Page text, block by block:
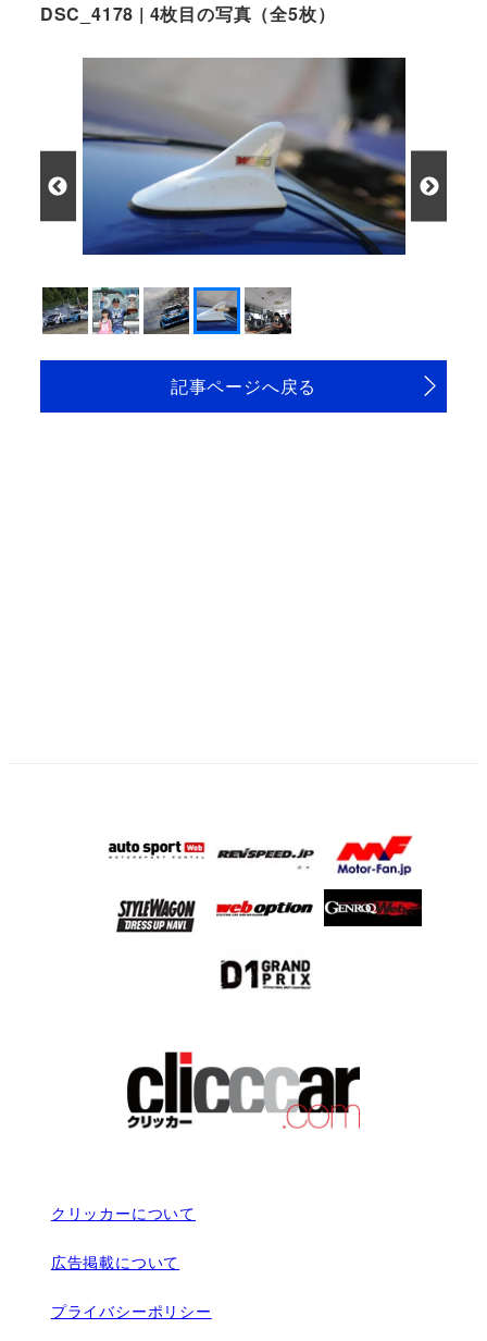
DSC_4178 | 4枚目の写真（全5枚）
記事ページへ戻る
クリッカーについて
広告掲載について
プライバシーポリシー